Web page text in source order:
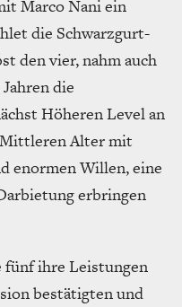
Marco Nani ein
die Schwarzgurt-
den vier, nahm auch
die
Höheren Level an
Mittleren Alter mit
enormen Willen, eine
erbringen
ihre Leistungen
bestätigten und